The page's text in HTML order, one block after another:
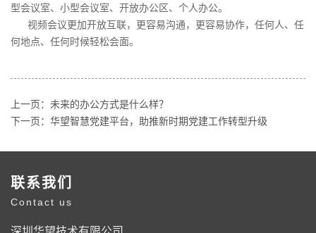
型会议室、小型会议室、开放办公区、个人办公。
视频会议更加开放互联，更容易沟通，更容易协作，任何人、任
何地点、任何时候轻松会面。
上一页： 未来的办公方式是什么样？
下一页： 华望智慧党建平台，助推新时期党建工作转型升级
联系我们
Contact us